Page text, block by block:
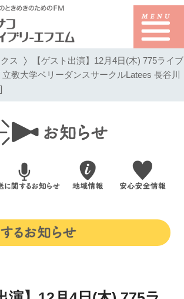
ス 【ゲスト出演】12月4日(木) 775ライブ
教大学ベリーダンスサークルLatees 長谷川